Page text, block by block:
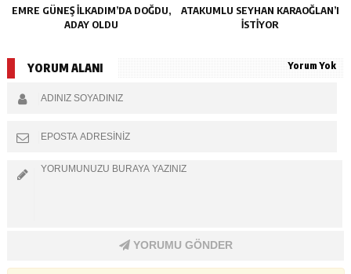
EMRE GÜNEŞ İLKADIM’DA DOĞDU,
ADAY OLDU
ATAKUMLU SEYHAN KARAOĞLAN’I
İSTIYOR
YORUM ALANI Yorum Yok
YORUMU GÖNDER